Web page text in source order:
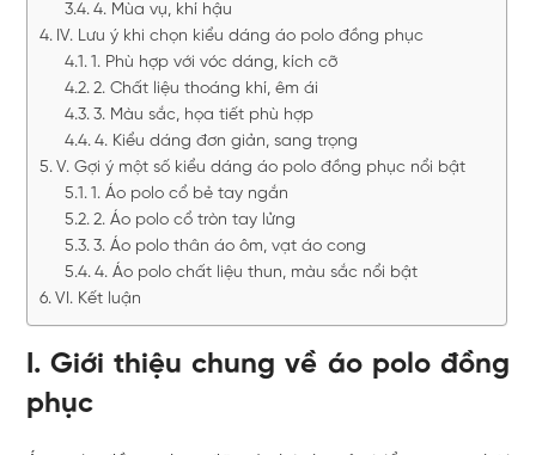
4. Mùa vụ, khí hậu
IV. Lưu ý khi chọn kiểu dáng áo polo đồng phục
1. Phù hợp với vóc dáng, kích cỡ
2. Chất liệu thoáng khí, êm ái
3. Màu sắc, họa tiết phù hợp
4. Kiểu dáng đơn giản, sang trọng
V. Gợi ý một số kiểu dáng áo polo đồng phục nổi bật
1. Áo polo cổ bẻ tay ngắn
2. Áo polo cổ tròn tay lửng
3. Áo polo thân áo ôm, vạt áo cong
4. Áo polo chất liệu thun, màu sắc nổi bật
VI. Kết luận
I. Giới thiệu chung về áo polo đồng
phục